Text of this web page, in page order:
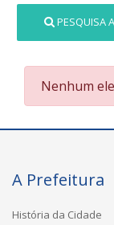
PESQUISA
Nenhum
A Prefeitura
História da Cidade